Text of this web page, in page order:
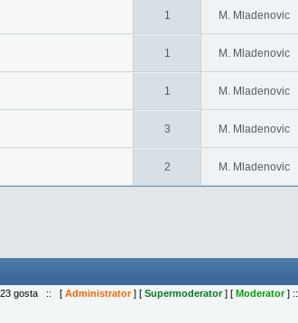
1 M. Mladenovic
1 M. Mladenovic
1 M. Mladenovic
3 M. Mladenovic
2 M. Mladenovic
gosta :: [ Administrator] [ Supermoderator] [ Moderator] ::